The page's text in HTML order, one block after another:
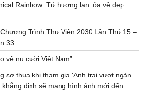
Rainbow: Tứ hương lan tỏa vẻ đẹp
Trình Thư Viện 2030 Lần Thứ 15 –
33
vệ nụ cười Việt Nam”
sợ thua khi tham gia 'Anh trai vượt ngàn
khẳng định sẽ mang hình ảnh mới đến